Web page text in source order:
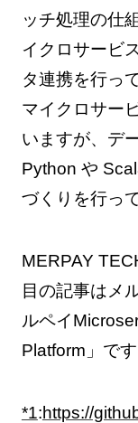
ッチ処理の仕
イクロサービ
タ連携を行っ
マイクロサー
いますが、デ
Python や
づくりを行っ
MERPAY
目の記事はメ
ルペイ
Platform」で
*1:https://